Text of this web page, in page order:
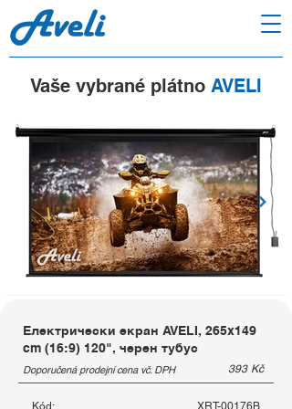
Vaše vybrané plátno AVELI
Електрически екран AVELI, 265x149
cm (16:9) 120", черен тубус
Doporučená prodejní cena vč. DPH 393 Kč
Kód: XRT-00176B